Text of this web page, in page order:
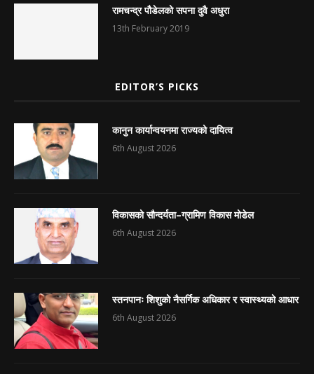
रामचन्द्र पौडेलको सपना दुवै अधुरा
13th February 2019
EDITOR’S PICKS
कानुन कार्यान्वयनमा राज्यको दायित्व
6th August 2026
विकासको सौन्दर्यता–ग्रामिण विकास मोडेल
6th August 2026
स्तनपानः शिशुको नैसर्गिक अधिकार र स्वास्थ्यको आधार
6th August 2026